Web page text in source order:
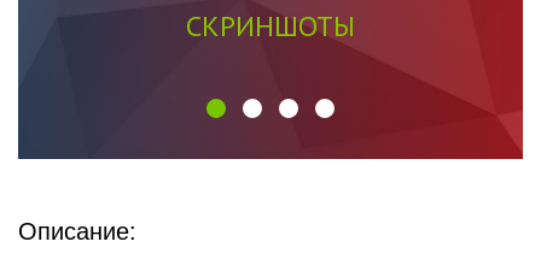
СКРИНШОТЫ
Описание: